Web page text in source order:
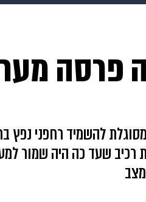
מיוחדים
להשמיד רחפני נפץ
שעד כה היה שמור